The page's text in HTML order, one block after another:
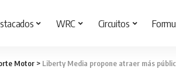
WRC Circuitos
Motor > Liberty Media propone atraer más